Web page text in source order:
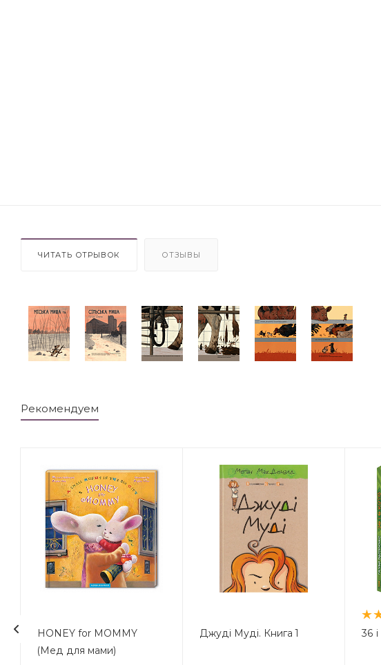
ЧИТАТЬ ОТРЫВОК ОТЗЫВЫ
Рекомендуем
HONEY for MOMMY
(Мед для мами)
Джуді Муді. Книга 1 36